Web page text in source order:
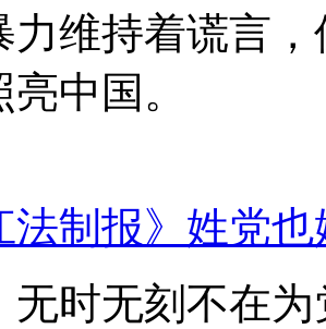
力维持着谎言
中国。
法制报》姓党
无时无刻不在